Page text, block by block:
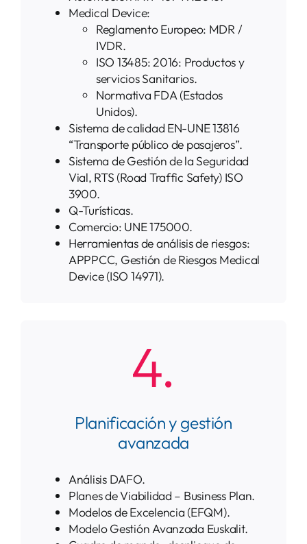
Medical Device:
Reglamento Europeo: MDR /
IVDR.
ISO 13485: 2016: Productos y
servicios Sanitarios.
Normativa FDA (Estados
Unidos).
Sistema de calidad EN-UNE 13816
“Transporte público de pasajeros”.
Sistema de Gestión de la Seguridad
Vial, RTS (Road Traffic Safety) ISO
3900.
Q-Turísticas.
Comercio: UNE 175000.
Herramientas de análisis de riesgos:
APPPCC, Gestión de Riesgos Medical
Device (ISO 14971).
4.
Planificación y gestión
avanzada
Análisis DAFO.
Planes de Viabilidad – Business Plan.
Modelos de Excelencia (EFQM).
Modelo Gestión Avanzada Euskalit.